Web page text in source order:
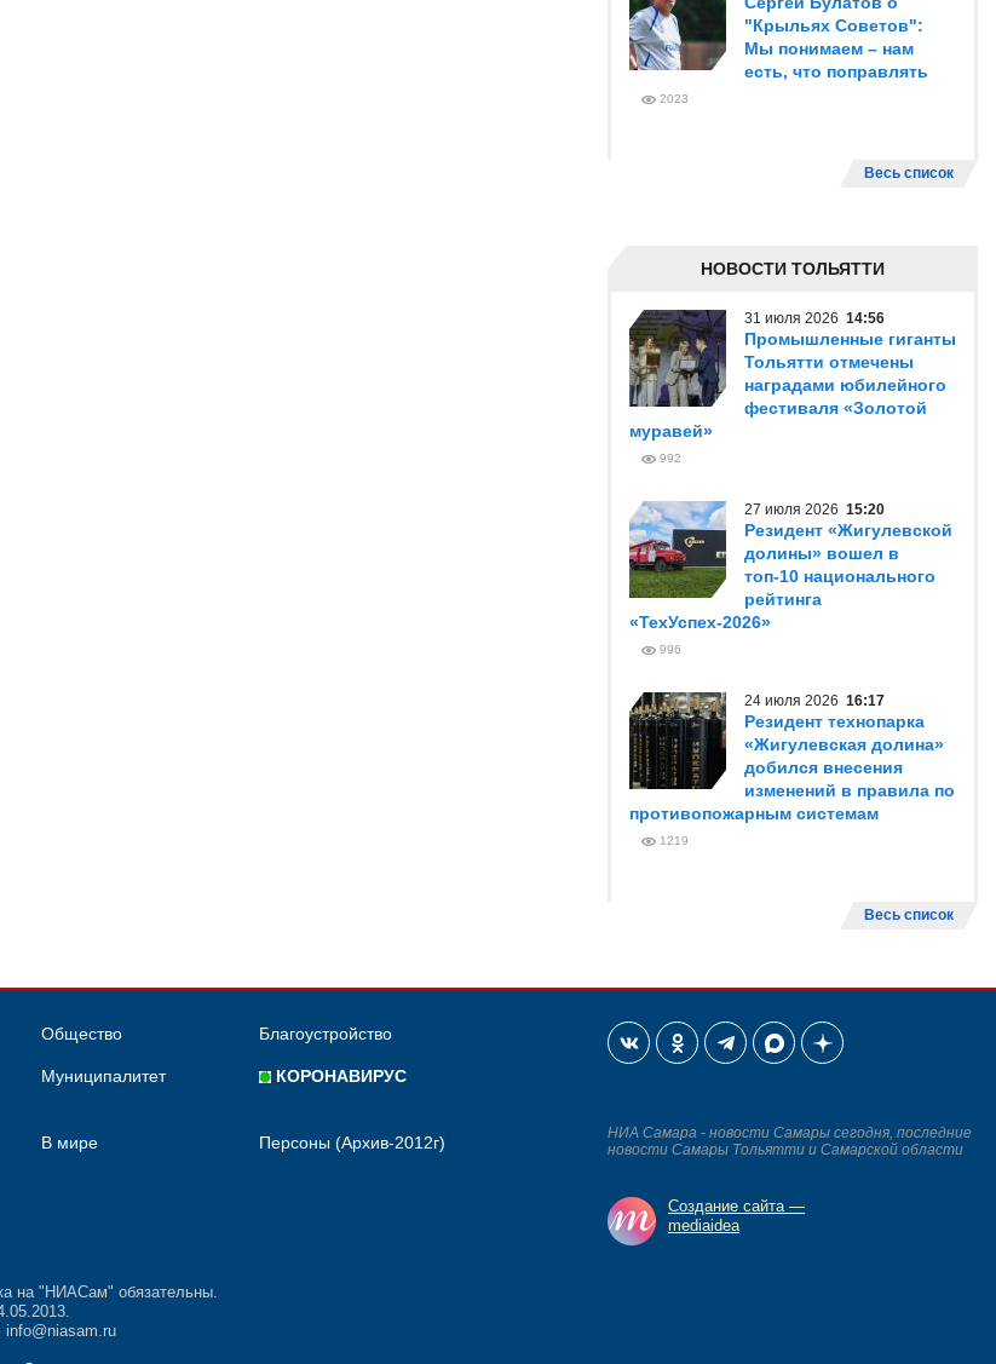
"Крыльях Советов":
Мы понимаем – нам
есть, что поправлять
2023
Весь список
НОВОСТИ ТОЛЬЯТТИ
31 июля 2026 14:56
Промышленные гиганты
Тольятти отмечены
наградами юбилейного
фестиваля «Золотой
муравей»
992
27 июля 2026 15:20
Резидент «Жигулевской
долины» вошел в
топ-10 национального
рейтинга
«ТехУспех-2026»
996
24 июля 2026 16:17
Резидент технопарка
«Жигулевская долина»
добился внесения
изменений в правила по
противопожарным системам
1219
Весь список
Общество Благоустройство
Муниципалитет КОРОНАВИРУС
В мире Персоны (Архив-2012г)
на "НИАСам" обязательны.
info@niasam.ru
НИА Самара - новости Самары сегодня, последние
новости Самары Тольятти и Самарской области
Создание сайта —
mediaidea